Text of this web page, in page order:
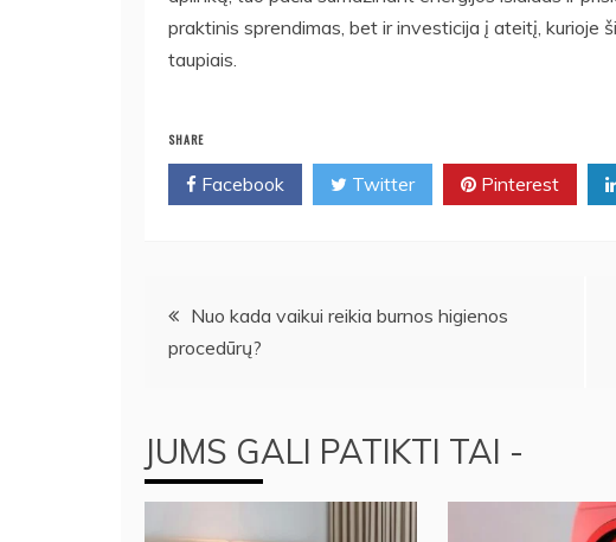
praktinis sprendimas, bet ir investicija į ateitį, kurioje
taupiais.
SHARE
Facebook Twitter Pinterest
Navigacija
tarp
įrašų
Nuo kada vaikui reikia burnos higienos
procedūrų?
JUMS GALI PATIKTI TAI -